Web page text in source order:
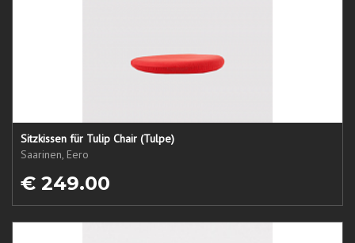
Sitzkissen für Tulip Chair (Tulpe)
Saarinen, Eero
€ 249.00